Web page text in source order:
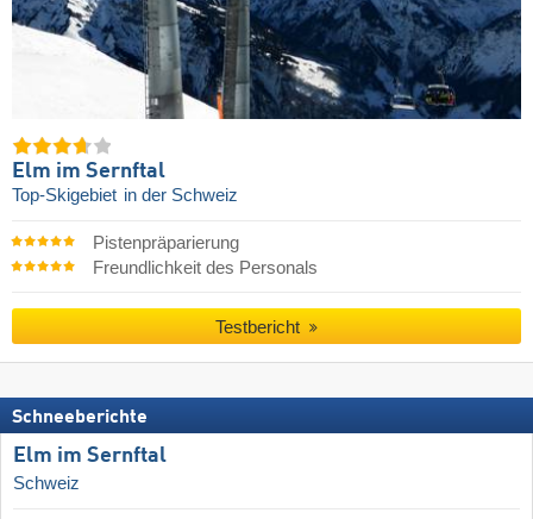
Elm im Sernftal
Top-Skigebiet in der Schweiz
Pistenpräparierung
Freundlichkeit des Personals
Testbericht
Schneeberichte
Elm im Sernftal
Schweiz